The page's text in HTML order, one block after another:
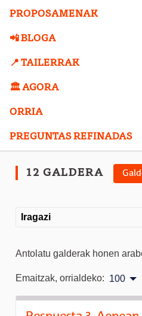
PROPOSAMENAK
📲 BLOGA
📍 TAILERRAK
🏛️ AGORA
ORRIA
PREGUNTAS REFINADAS
12 GALDERA
Iragazi
Antolatu galderak honen
Emaitzak, orrialdeko: 100